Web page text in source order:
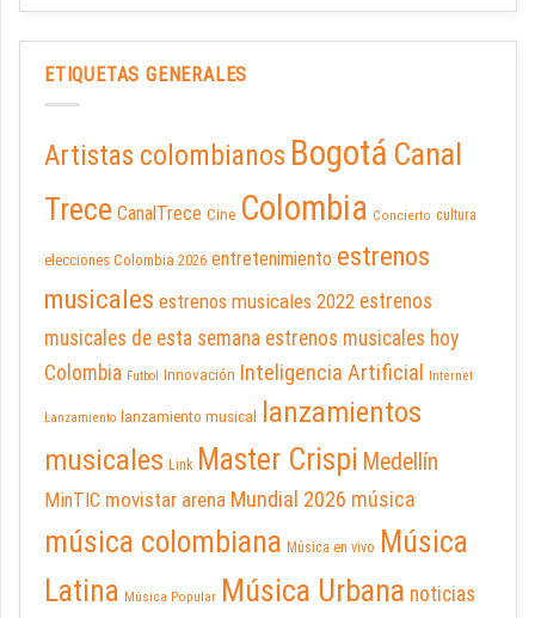
ETIQUETAS GENERALES
Artistas colombianos Bogotá Canal
Trece CanalTrece Cine Colombia Concierto cultura
elecciones Colombia 2026 entretenimiento estrenos
musicales estrenos musicales 2022 estrenos
musicales de esta semana estrenos musicales hoy
Colombia Futbol Innovación Inteligencia Artificial Internet
Lanzamiento lanzamiento musical
lanzamientos
musicales Link Master Crispi Medellín
MinTIC movistar arena Mundial 2026 música
música colombiana Música en vivo Música
Latina Música Popular Música Urbana noticias